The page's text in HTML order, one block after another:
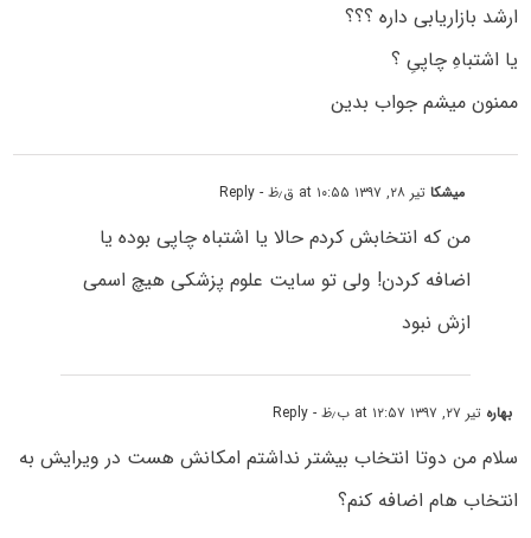
ارشد بازاریابی داره ؟؟؟
یا اشتباهِ چاپیِ ؟
ممنون میشم جواب بدین
میشکاتیر ۲۸, ۱۳۹۷ at ۱۰:۵۵ ق٫ظ - Reply
من که انتخابش کردم حالا یا اشتباه چاپی بوده یا
اضافه کردن! ولی تو سایت علوم پزشکی هیچ اسمی
ازش نبود
بهاره تیر ۲۷, ۱۳۹۷ at ۱۲:۵۷ ب٫ظ - Reply
سلام من دوتا انتخاب بیشتر نداشتم امکانش هست در ویرایش به
انتخاب هام اضافه کنم؟